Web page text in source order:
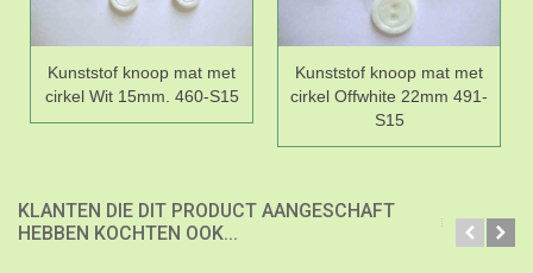
Kunststof knoop mat met
cirkel Wit 15mm. 460-S15
Kunststof knoop mat met
cirkel Offwhite 22mm 491-
S15
KLANTEN DIE DIT PRODUCT AANGESCHAFT
HEBBEN KOCHTEN OOK...